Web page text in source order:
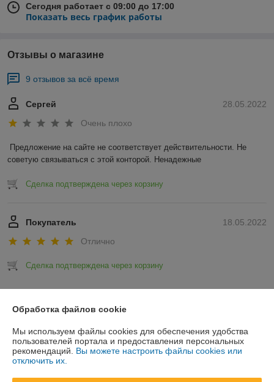
Сегодня работает с 09:00 до 17:00
Показать весь график работы
Отзывы о магазине
9 отзывов за всё время
28.05.2022
Сергей
Очень плохо
Предложение на сайте не соответствует действительности. Не
советую связываться с этой конторой. Ненадежные
Сделка подтверждена через корзину
18.05.2022
Покупатель
Отлично
Сделка подтверждена через корзину
О нас
Контакты
Обработка файлов cookie
Мы используем файлы cookies для обеспечения удобства
пользователей портала и предоставления персональных
рекомендаций. Вы можете настроить файлы cookies или
отключить их.